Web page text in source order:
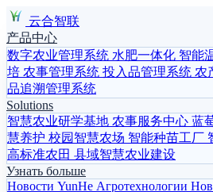
云合智联
产品中心
数字农业管理系统 水肥一体化 智能
培 农事管理系统 投入品管理系统 农
品追溯管理系统
Solutions
智慧农业研学基地 农事服务中心 蓝
慧养护 校园智慧农场 智能种苗工厂
高标准农田 县域智慧农业建设
Узнать больше
Новости YunHe Агротехнологии